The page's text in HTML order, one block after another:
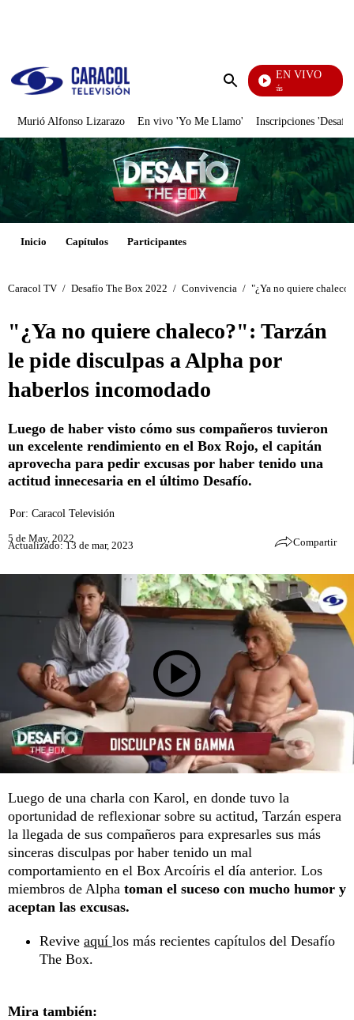
Enviar
EN VIVO
También Caerás
Murió Alfonso Lizarazo En vivo 'Yo Me Llamo' Inscripciones
Inicio Capítulos Participantes
Caracol TV / Desafío The Box 2022 / Convivencia / "¿Ya no quiere
"¿Ya no quiere chaleco?": Tarzán
le pide disculpas a Alpha por
haberlos incomodado
Luego de haber visto cómo sus compañeros tuvieron
un excelente rendimiento en el Box Rojo, el capitán
aprovecha para pedir excusas por haber tenido una
actitud innecesaria en el último Desafío.
Por: Caracol Televisión
5 de May, 2022
Actualizado: 13 de mar, 2023 Compartir
Luego de una charla con Karol, en donde tuvo la
oportunidad de reflexionar sobre su actitud, Tarzán espera
la llegada de sus compañeros para expresarles sus más
sinceras disculpas por haber tenido un mal
comportamiento en el Box Arcoíris el día anterior. Los
miembros de Alpha toman el suceso con mucho humor y
aceptan las excusas.
Revive aquí los más recientes capítulos del Desafío
The Box.
Mira también: